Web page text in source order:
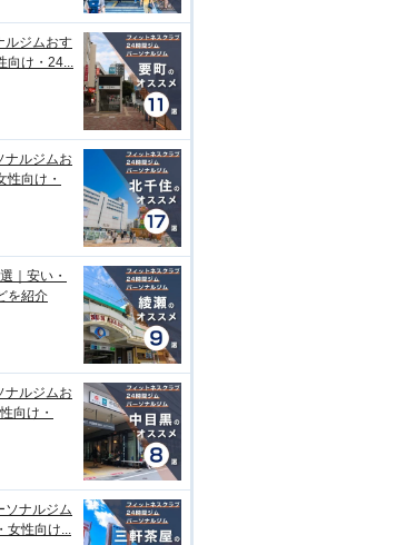
ルジムおす
向け・24...
ナルジムお
性向け・
｜安い・
を紹介
ナルジムお
向け・
ソナルジム
女性向け...